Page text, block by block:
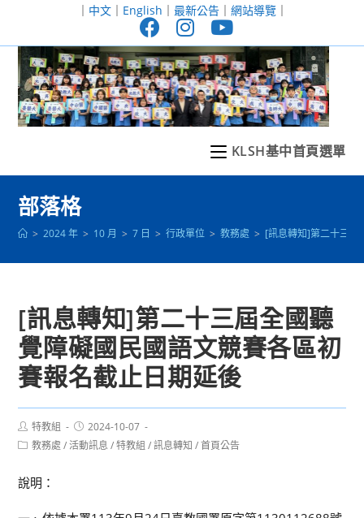
至
｜ 中文｜ English ｜ 最新公告｜ 網站導覽｜
KLSH基中首頁選單
部落格
> 2024 年 > 10 月 > 7 日 > 行政單位 > 教務處 > [訊息轉知]第二十三屆
[訊息轉知]第二十三屆全國聽
覺障礙國民國語文競賽各區初
賽報名截止日期延後
Post
author:
特教組
Post
published:
2024-10-07
Post教務處 / 活動訊息 / 特教組 / 訊息轉知 / 首頁公告
說明：